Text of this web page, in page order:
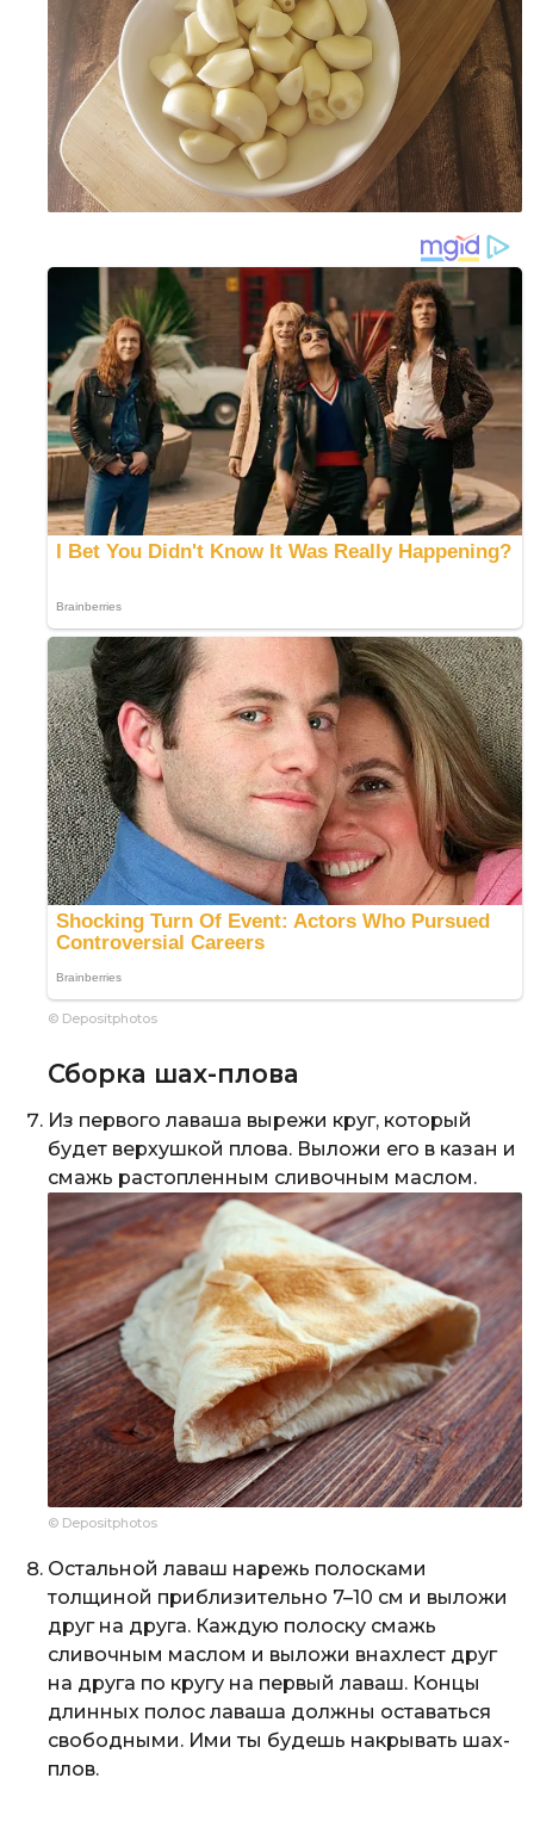
© Depositphotos
Сборка шах-плова
Из первого лаваша вырежи круг, который
будет верхушкой плова. Выложи его в казан и
смажь растопленным сливочным маслом.
© Depositphotos
Остальной лаваш нарежь полосками
толщиной приблизительно 7–10 см и выложи
друг на друга. Каждую полоску смажь
сливочным маслом и выложи внахлест друг
на друга по кругу на первый лаваш. Концы
длинных полос лаваша должны оставаться
свободными. Ими ты будешь накрывать шах-
плов.